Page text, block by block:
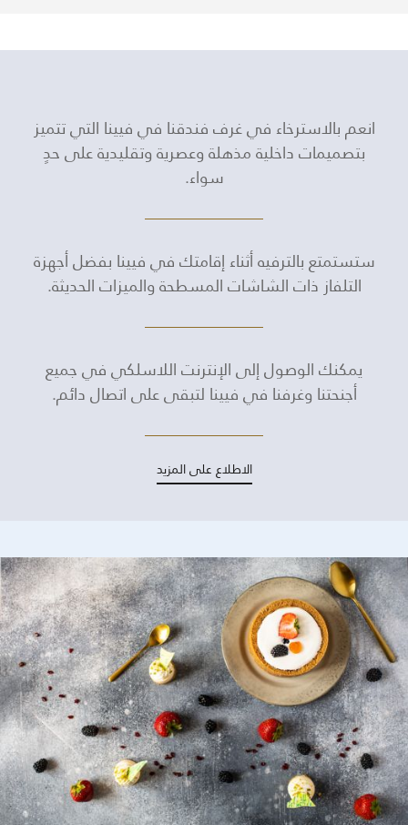
انعم بالاسترخاء في غرف فندقنا في فيينا التي تتميز
بتصميمات داخلية مذهلة وعصرية وتقليدية على حدٍ
سواء.
ستستمتع بالترفيه أثناء إقامتك في فيينا بفضل أجهزة
التلفاز ذات الشاشات المسطحة والميزات الحديثة.
يمكنك الوصول إلى الإنترنت اللاسلكي في جميع
أجنحتنا وغرفنا في فيينا لتبقى على اتصال دائم.
الاطلاع على المزيد